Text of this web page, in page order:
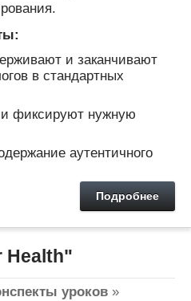
и заканчивают
в стандартных
фиксируют нужную
аутентичного
Подробнее
Health"
уроков »